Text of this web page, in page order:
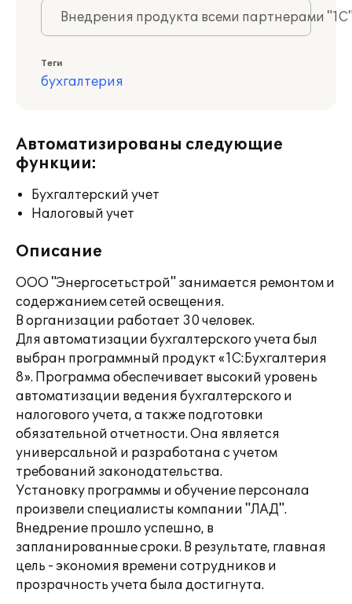
Внедрения продукта всеми партнерами
Теги
бухгалтерия
Автоматизированы следующие
функции:
Бухгалтерский учет
Налоговый учет
Описание
ООО "Энергосетьстрой" занимается ремонтом и
содержанием сетей освещения.
В организации работает 30 человек.
Для автоматизации бухгалтерского учета был
выбран программный продукт «1С:Бухгалтерия
8». Программа обеспечивает высокий уровень
автоматизации ведения бухгалтерского и
налогового учета, а также подготовки
обязательной отчетности. Она является
универсальной и разработана с учетом
требований законодательства.
Установку программы и обучение персонала
произвели специалисты компании "ЛАД".
Внедрение прошло успешно, в
запланированные сроки. В результате, главная
цель - экономия времени сотрудников и
прозрачность учета была достигнута.